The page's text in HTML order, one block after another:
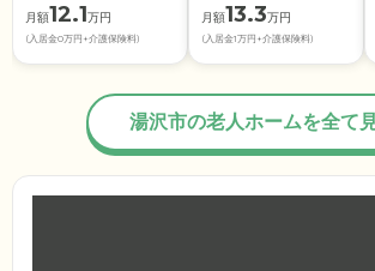
月額12.1万円
(入居金0万円+介護保険料)
月額13.3万円
(入居金1万円+介護保険料)
湯沢市の老人ホームを全て